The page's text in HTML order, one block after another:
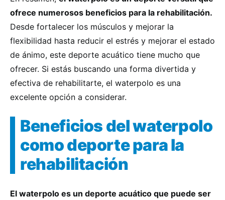
ofrece numerosos beneficios para la rehabilitación.
Desde fortalecer los músculos y mejorar la
flexibilidad hasta reducir el estrés y mejorar el estado
de ánimo, este deporte acuático tiene mucho que
ofrecer. Si estás buscando una forma divertida y
efectiva de rehabilitarte, el waterpolo es una
excelente opción a considerar.
Beneficios del waterpolo
como deporte para la
rehabilitación
El waterpolo es un deporte acuático que puede ser